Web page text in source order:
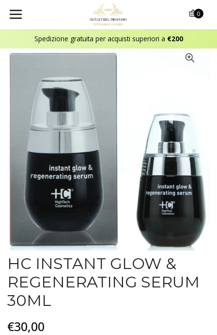
Spedizione gratuita per acquisti superiori a €200
0
HC INSTANT GLOW &
REGENERATING SERUM
30ML
€30,00